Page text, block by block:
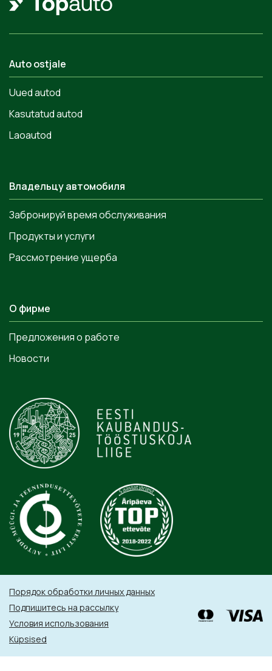
Auto ostjale
Uued autod
Kasutatud autod
Laoautod
Владельцу автомобиля
Забронируй время обслуживания
Продукты и услуги
Рассмотрение ущерба
О фирме
Предложения о работе
Новости
Порядок обработки личных данных
Подпишитесь на рассылку
Условия использования
Küpsised